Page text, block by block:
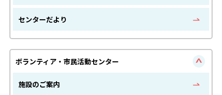
センターだより
ボランティア・市民活動センター
施設のご案内